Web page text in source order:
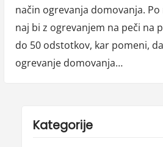
način ogrevanja domovanja.
naj bi z ogrevanjem na peči na
do 50 odstotkov, kar pomeni,
ogrevanje domovanja…
Kategorije